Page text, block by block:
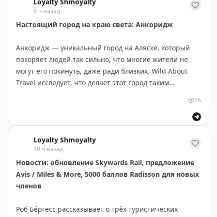
декабря 2026 года.
Paddle Your Own Kanoo|Original
места в ванной. Ресторан Elaïo на крыше впечатлил
средиземноморской кухней и закатами (мейны от
€25). Завтрак в L'Espace Riveria был обильным.
ограниченное пространство в ванной. Отель хорош
для туристов, ценящих локацию больше, чем люкс.
Molly Burgess|Original
9 ч назад
Настоящий город на краю света: Анкоридж
Анкоридж — уникальный город на Аляске, который
покоряет людей так сильно, что многие жители не
могут его покинуть, даже ради близких. Wild About
Travel исследует, что делает этот город таким
и городского комфорта. Жители просыпаются с видом
парках, видят северное сияние зимой и
наслаждаются полярным днем летом. Анкоридж
предлагает редкое сочетание: хорошие работы,
школы, медицину и культуру при сохранении низкой
плотности населения и легком доступе к природе.
Сильное сообщество в изолированном месте создает
прожившие здесь 20-30 лет, часто говорят, что жизнь
26
Loyalty Shmoyalty
10 ч назад
Новости: обновление Skywards Rail, предложение
Avis / Miles & More, 5000 баллов Radisson для новых
членов
Роб Бёргесс рассказывает о трёх туристических